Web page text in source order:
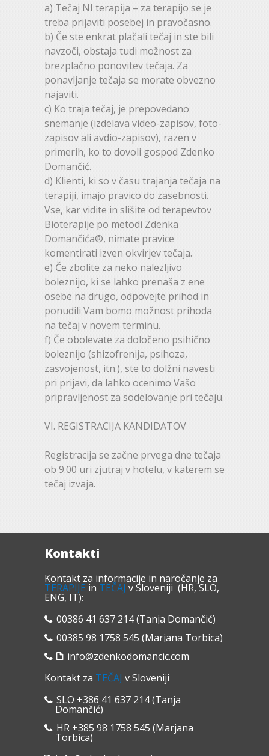
a) Tečaj NI terapija – za terapijo se je
treba prijaviti posebej in pravočasno.
b) Če ste enkrat plačali tečaj in ste bili
navzoči, obstaja tudi možnost za
brezplačno ponovitev tečaja. Za
ponavljanje tečaja se morate obvezno
najaviti.
c) Ko traja tečaj, je prepovedano
snemanje (izdelava video-zapisov, foto-
zapisov ali avdio-zapisov), razen v
primerih, ko to dovoli gospod Zdenko
Domančić.
d) Klienti, ki so v času trajanja tečaja na
terapiji, imajo pravico do zasebnosti.
Vse, kar vidite in slišite od terapevtov
Bioterapije po metodi Zdenka
Domančića®, nimate pravice
komentirati izven okvirjev tečaja.
e) Če zbolite za neko nalezljivo
boleznijo, ki se lahko prenaša z ene
osebe na drugo, odpovejte prihod in
ponudili Vam bomo možnost prihoda
na tečaj v novem terminu.
f) Če obolevate za določeno psihično
boleznijo (shizofrenija, psihoza,
zasvojenost, itn.), ste to dolžni navesti
pri prijavi, da lahko ocenimo Vašo
pripravljenost za sodelovanje pri tečaju.
VI. REGISTRACIJA KANDIDATOV
Registracija se začne prvega dne tečaja
ob 9.00 uri zjutraj v hotelu, v katerem se
tečaj izvaja.
Kontakti
Kontakt za informacije in naročanje za
TERAPIJE in TEČAJ v Sloveniji (HR, SLO,
ENG, IT):
00386 41 637 214 (Tanja Domančić)
00385 98 1758 545 (Marjana Torbica)
info@zdenkodomancic.com
Kontakt za TEČAJ v Sloveniji
SLO +386 41 637 214 (Tanja
Domančić)
HR +385 98 1758 545 (Marjana
Torbica)